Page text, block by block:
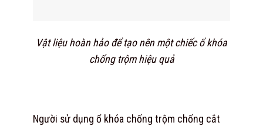
Vật liệu hoàn hảo để tạo nên một chiếc ổ khóa
chống trộm hiệu quả
Người sử dụng ổ khóa chống trộm chống cắt